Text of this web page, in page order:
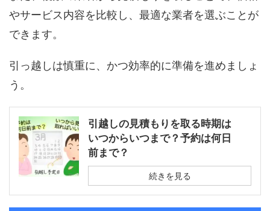
やサービス内容を比較し、最適な業者を選ぶことが
できます。
引っ越しは慎重に、かつ効率的に準備を進めましょ
う。
引越しの見積もりを取る時期は
いつからいつまで？予約は何日
前まで？
続きを見る